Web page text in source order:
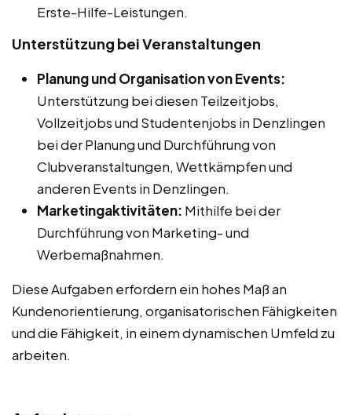
Erste-Hilfe-Leistungen.
Unterstützung bei Veranstaltungen
Planung und Organisation von Events:
Unterstützung bei diesen Teilzeitjobs,
Vollzeitjobs und Studentenjobs in Denzlingen
bei der Planung und Durchführung von
Clubveranstaltungen, Wettkämpfen und
anderen Events in Denzlingen.
Marketingaktivitäten: Mithilfe bei der
Durchführung von Marketing- und
Werbemaßnahmen.
Diese Aufgaben erfordern ein hohes Maß an
Kundenorientierung, organisatorischen Fähigkeiten
und die Fähigkeit, in einem dynamischen Umfeld zu
arbeiten.